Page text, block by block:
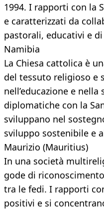
1994. I rapporti con la
e caratterizzati da
pastorali, educativi e
Namibia
La Chiesa cattolica è
del tessuto religioso e
nell’educazione e
diplomatiche con la
sviluppano nel
sviluppo sostenibile e
Maurizio (Mauritius)
In una società
gode di
tra le fedi. I rapporti
positivi e si